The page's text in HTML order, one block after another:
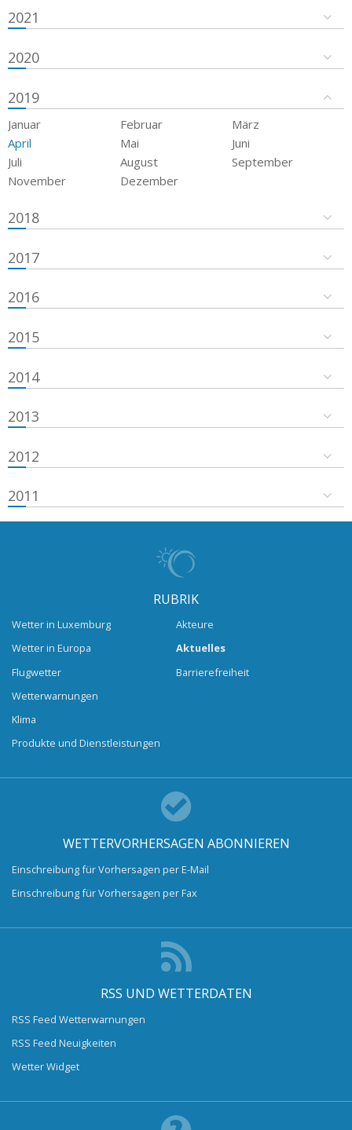
2021
2020
2019
Januar Februar
März
April
Mai
Juni
Juli
August
September
November
Dezember
2018
2017
2016
2015
2014
2013
2012
2011
RUBRIK
Wetter in Luxemburg
Wetter in Europa
Flugwetter
Wetterwarnungen
Klima
Produkte und Dienstleistungen
Akteure
Aktuelles
Barrierefreiheit
WETTERVORHERSAGEN ABONNIEREN
Einschreibung für Vorhersagen per E-Mail
Einschreibung für Vorhersagen per Fax
RSS UND WETTERDATEN
RSS Feed Wetterwarnungen
RSS Feed Neuigkeiten
Wetter Widget